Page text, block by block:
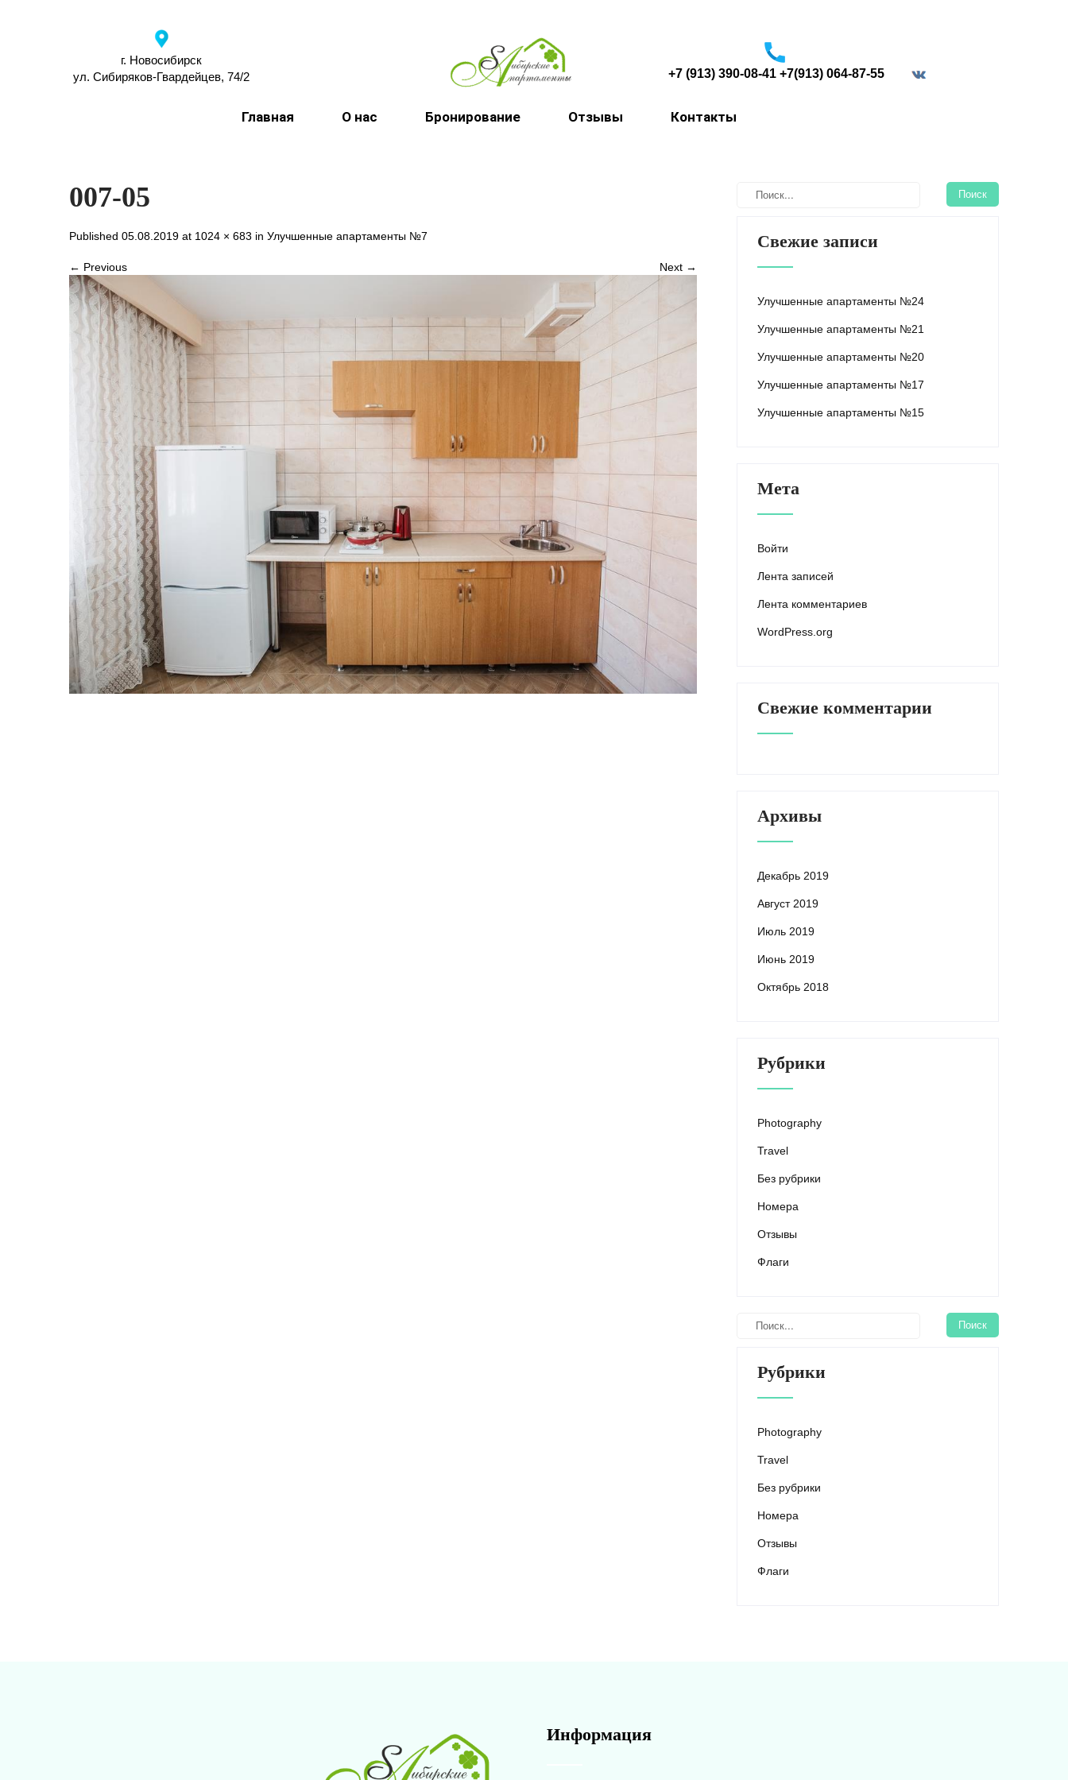
г. Новосибирск
ул. Сибиряков-Гвардейцев, 74/2
+7 (913) 390-08-41 +7(913) 064-87-55
Главная О нас Бронирование Отзывы Контакты
007-05
Published 05.08.2019 at 1024 × 683 in Улучшенные апартаменты №7
← Previous Next →
Свежие записи
Улучшенные апартаменты №24
Улучшенные апартаменты №21
Улучшенные апартаменты №20
Улучшенные апартаменты №17
Улучшенные апартаменты №15
Мета
Войти
Лента записей
Лента комментариев
WordPress.org
Свежие комментарии
Архивы
Декабрь 2019
Август 2019
Июль 2019
Июнь 2019
Октябрь 2018
Рубрики
Photography
Travel
Без рубрики
Номера
Отзывы
Флаги
Рубрики
Photography
Travel
Без рубрики
Номера
Отзывы
Флаги
Информация